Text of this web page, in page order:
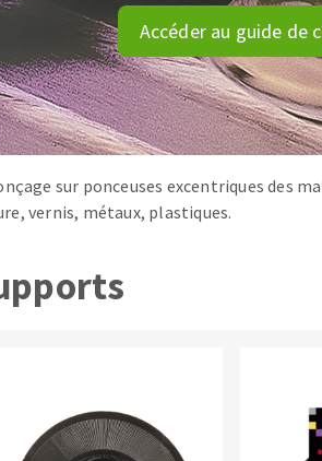
Système auto-nivelant à cale
Système auto-nivelant à vis
Pose des joints
Nettoyage
Accéder au guide de
sur ponceuses excentriques des
vernis, métaux, plastiques.